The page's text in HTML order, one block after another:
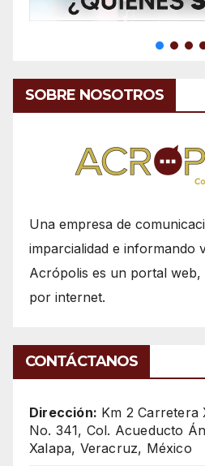
SOBRE NOSOTROS
Una empresa de
imparcialidad e informando
Acrópolis es un portal web,
por internet.
CONTÁCTANOS
Dirección: Km 2 Carretera
No. 341, Col. Acueducto
Xalapa, Veracruz, México